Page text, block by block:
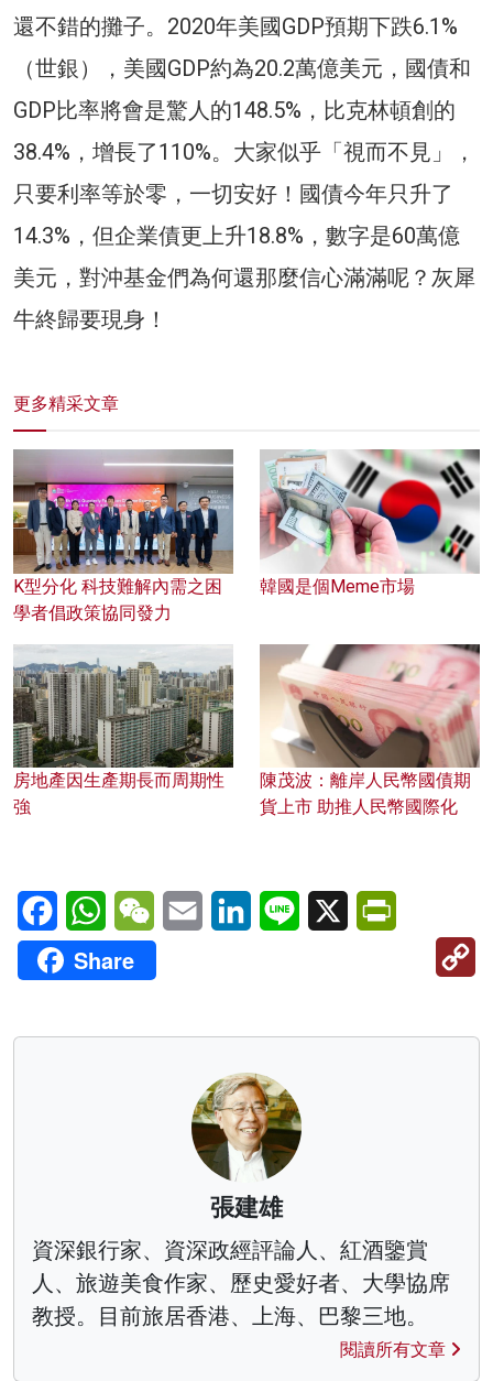
還不錯的攤子。2020年美國GDP預期下跌6.1%
（世銀），美國GDP約為20.2萬億美元，國債和
GDP比率將會是驚人的148.5%，比克林頓創的
38.4%，增長了110%。大家似乎「視而不見」，
只要利率等於零，一切安好！國債今年只升了
14.3%，但企業債更上升18.8%，數字是60萬億
美元，對沖基金們為何還那麼信心滿滿呢？灰犀
牛終歸要現身！
更多精采文章
K型分化 科技難解內需之困
學者倡政策協同發力
韓國是個Meme市場
房地產因生產期長而周期性
強
陳茂波：離岸人民幣國債期
貨上市 助推人民幣國際化
FacebookWhatsAppWeChatEmail LinkedInLine X
Share
張建雄
資深銀行家、資深政經評論人、紅酒鑒賞
人、旅遊美食作家、歷史愛好者、大學協席
教授。目前旅居香港、上海、巴黎三地。
閱讀所有文章